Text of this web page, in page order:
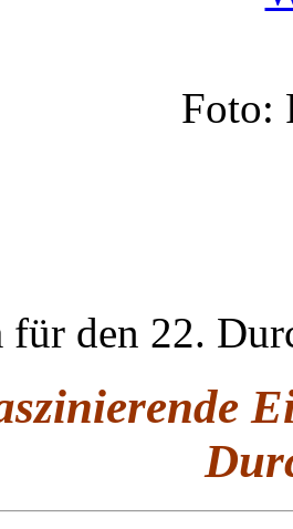
Foto:
für den 22.